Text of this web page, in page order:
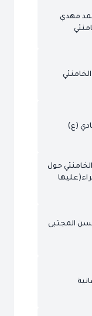
مهدي
(ع)
حول
المجتبى